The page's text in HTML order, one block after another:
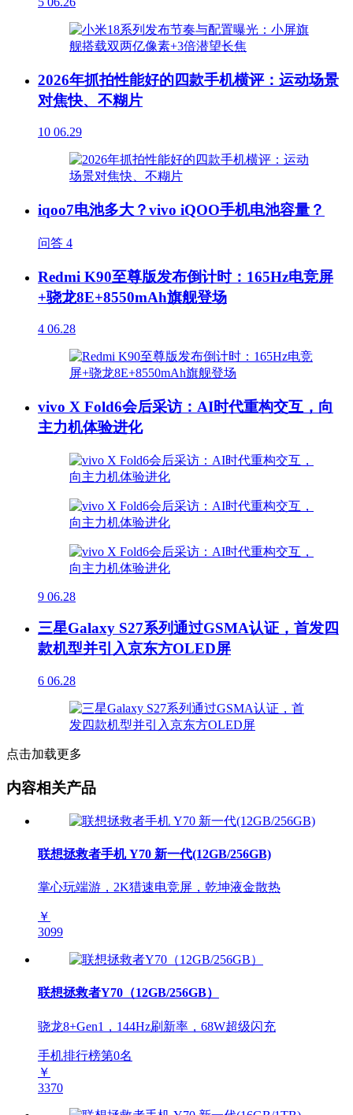
2026年抓拍性能好的四款手机横评：运动场景
对焦快、不糊片
10 06.29
iqoo7电池多大？vivo iQOO手机电池容量？
问答 4
Redmi K90至尊版发布倒计时：165Hz电竞屏
+骁龙8E+8550mAh旗舰登场
4 06.28
vivo X Fold6会后采访：AI时代重构交互，向
主力机体验进化
9 06.28
三星Galaxy S27系列通过GSMA认证，首发四
款机型并引入京东方OLED屏
6 06.28
点击加载更多
内容相关产品
联想拯救者手机 Y70 新一代(12GB/256GB)
掌心玩端游，2K猎速电竞屏，乾坤液金散热
￥
3099
联想拯救者Y70（12GB/256GB）
骁龙8+Gen1，144Hz刷新率，68W超级闪充
手机排行榜第0名
￥
3370